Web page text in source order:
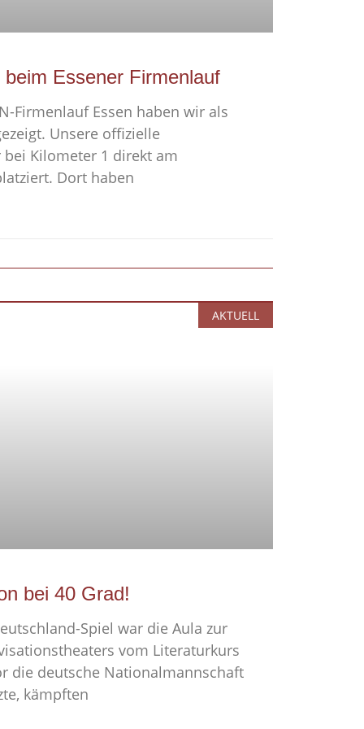
Essener Firmenlauf
Firmenlauf Essen haben wir als
Unsere offizielle
Kilometer 1 direkt am
Dort haben
AKTUELL
bei 40 Grad!
Spiel war die Aula zur
vom Literaturkurs
die deutsche Nationalmannschaft
kämpften